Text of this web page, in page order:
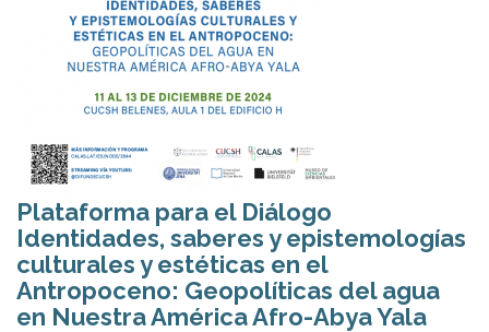
Plataforma para el Diálogo
Identidades, saberes y epistemologías
culturales y estéticas en el
Antropoceno: Geopolíticas del agua
en Nuestra América Afro-Abya Yala